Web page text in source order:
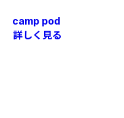
camp pod
詳しく見る